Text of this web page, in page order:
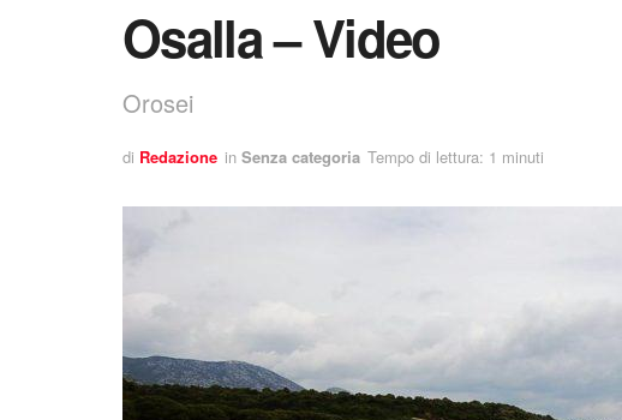
Osalla – Video
Orosei
di Redazione in Senza categoria Tempo di lettura: 1 minuti